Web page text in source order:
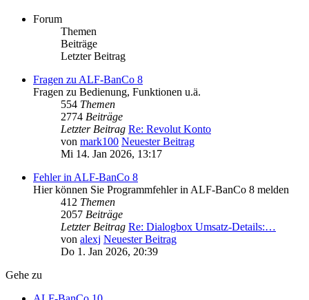
Forum
Themen
Beiträge
Letzter Beitrag
Fragen zu ALF-BanCo 8
Fragen zu Bedienung, Funktionen u.ä.
554 Themen
2774 Beiträge
Letzter Beitrag Re: Revolut Konto
von mark100 Neuester Beitrag
Mi 14. Jan 2026, 13:17
Fehler in ALF-BanCo 8
Hier können Sie Programmfehler in ALF-BanCo 8 melden
412 Themen
2057 Beiträge
Letzter Beitrag Re: Dialogbox Umsatz-Details:…
von alexj Neuester Beitrag
Do 1. Jan 2026, 20:39
Gehe zu